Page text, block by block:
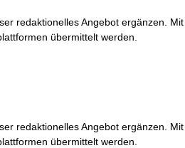
redaktionelles Angebot ergänzen.
übermittelt werden.
redaktionelles Angebot ergänzen.
übermittelt werden.